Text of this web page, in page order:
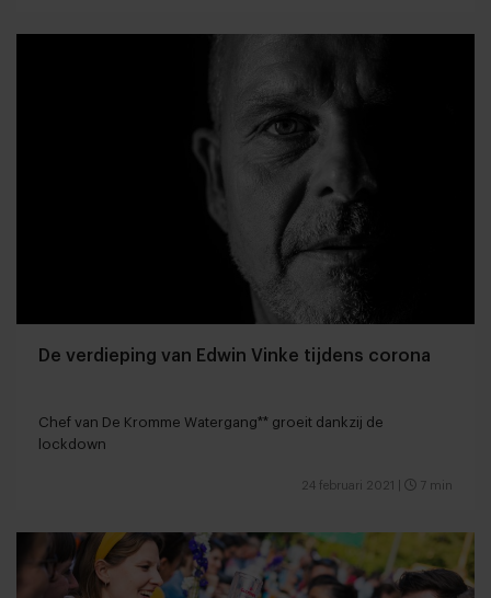
De verdieping van Edwin Vinke tijdens corona
Chef van De Kromme Watergang** groeit dankzij de
lockdown
24 februari 2021 7 min